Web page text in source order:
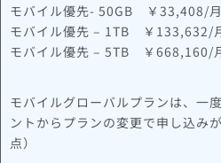
モバイル優先- 50GB ￥33,408/月
モバイル優先 – 1TB ￥133,632/
モバイル優先 – 5TB ￥668,160/
モバイルグローバルプランは、一
ントからプランの変更で申し込み
点）